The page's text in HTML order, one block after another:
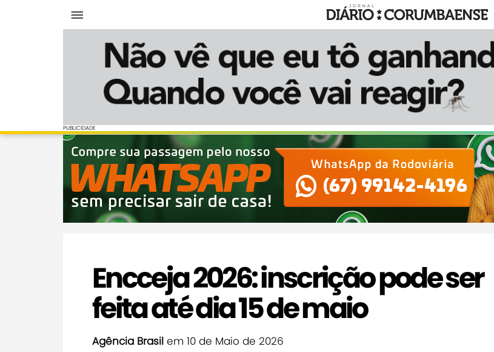
PUBLICIDADE
PUBLICIDADE
Encceja 2026: inscrição pode ser
feita até dia 15 de maio
Agência Brasil em 10 de Maio de 2026